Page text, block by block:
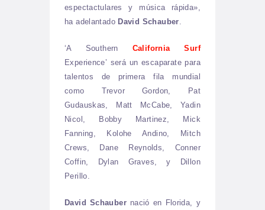
espectactulares y música rápida»,
ha adelantadoDavid Schauber
‘A Southern
California Surf
Experience’ será un escaparate para
talentos de primera fila mundial
como Trevor Gordon, Pat
Gudauskas, Matt McCabe, Yadin
Nicol, Bobby Martinez, Mick
Fanning, Kolohe Andino, Mitch
Crews, Dane Reynolds, Conner
Coffin, Dylan Graves, y Dillon
Perillo.
David Schaubernació en Florida, y